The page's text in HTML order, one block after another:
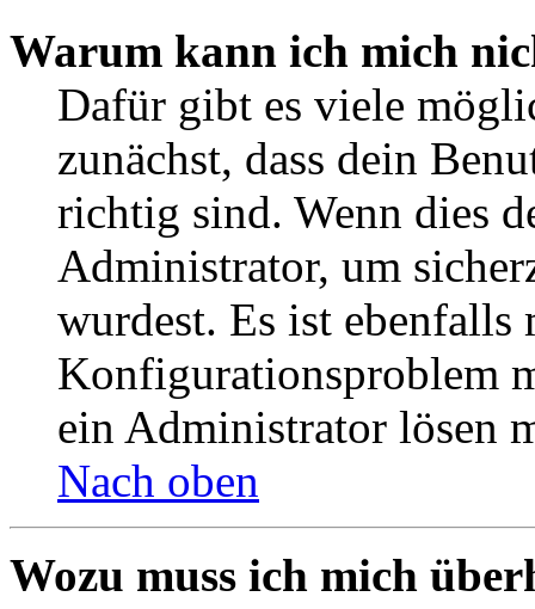
Warum kann ich mich
Dafür gibt es viele
zunächst, dass dein
richtig sind. Wenn dies
Administrator, um
wurdest. Es ist ebenfalls
Konfigurationsproblem
ein Administrator lösen
Nach oben
Wozu muss ich mich